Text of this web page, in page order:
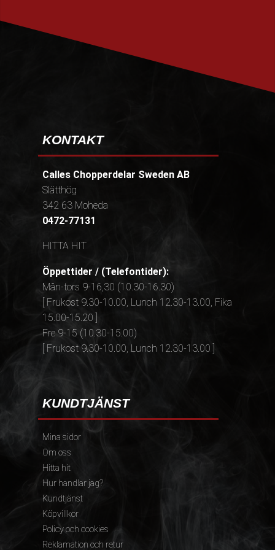
KONTAKT
Calles Chopperdelar Sweden AB
Slätthög
342 63 Moheda
0472-77131
HITTA HIT
Öppettider / (Telefontider):
Mån-tors 9-16,30 (10.30-16.30)
[ Frukost 9.30-10.00, Lunch 12.30-13.00, Fika
15.00-15.20 ]
Fre 9-15 (10.30-15.00)
[ Frukost 9.30-10.00, Lunch 12.30-13.00 ]
KUNDTJÄNST
Mina sidor
Om oss
Hitta hit
Hur handlar jag?
Kundtjänst
Köpvillkor
Policy och cookies
Reklamation och retur